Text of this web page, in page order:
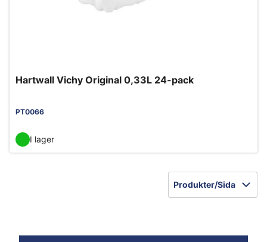
Hartwall Vichy Original 0,33L 24-pack
PT0066
I lager
Produkter/Sida